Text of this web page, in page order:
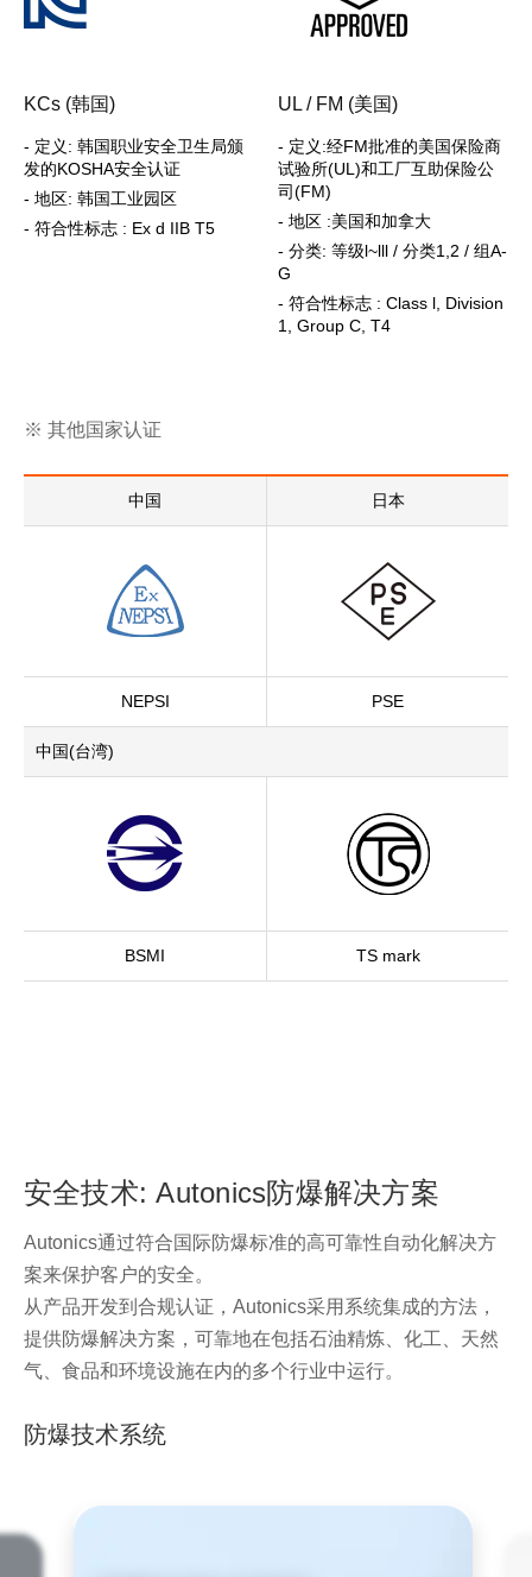
KCs (韩国)
- 定义: 韩国职业安全卫生局颁
发的KOSHA安全认证
- 地区: 韩国工业园区
- 符合性标志 : Ex d IIB T5
UL / FM (美国)
- 定义:经FM批准的美国保险商
试验所(UL)和工厂互助保险公
司(FM)
- 地区 :美国和加拿大
- 分类: 等级l~lll / 分类1,2 / 组A-
G
- 符合性标志 : Class l, Division
1, Group C, T4
※ 其他国家认证
中国 日本
NEPSI PSE
中国(台湾)
BSMI TS mark
安全技术: Autonics防爆解决方案
Autonics通过符合国际防爆标准的高可靠性自动化解决方
案来保护客户的安全。
从产品开发到合规认证，Autonics采用系统集成的方法，
提供防爆解决方案，可靠地在包括石油精炼、化工、天然
气、食品和环境设施在内的多个行业中运行。
防爆技术系统